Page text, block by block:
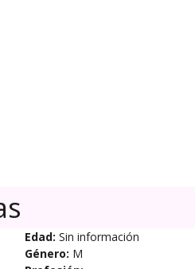
Edad: Sin información
Género: M